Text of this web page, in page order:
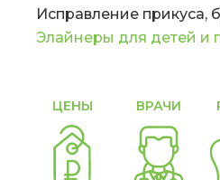
Исправление прикуса,
Элайнеры для детей и
ЦЕНЫ ВРАЧИ